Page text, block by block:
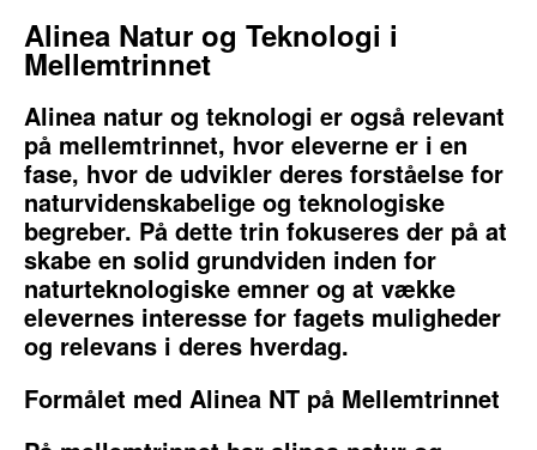
Alinea Natur og Teknologi i
Mellemtrinnet
Alinea natur og teknologi er også relevant
på mellemtrinnet, hvor eleverne er i en
fase, hvor de udvikler deres forståelse for
naturvidenskabelige og teknologiske
begreber. På dette trin fokuseres der på at
skabe en solid grundviden inden for
naturteknologiske emner og at vække
elevernes interesse for fagets muligheder
og relevans i deres hverdag.
Formålet med Alinea NT på Mellemtrinnet